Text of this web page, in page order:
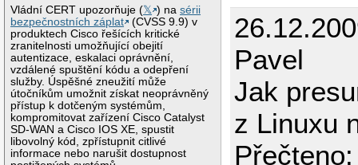
Vládní CERT upozorňuje (𝕏 ) nasérii
bezpečnostních záplat
(CVSS 9.9) v
produktech Cisco řešících kritické
zranitelnosti umožňující obejití
autentizace, eskalaci oprávnění,
vzdálené spuštění kódu a odepření
služby. Úspěšné zneužití může
útočníkům umožnit získat neoprávněný
přístup k dotčeným systémům,
kompromitovat zařízení Cisco Catalyst
SD-WAN a Cisco IOS XE, spustit
libovolný kód, zpřístupnit citlivé
informace nebo narušit dostupnost
Pavel
Jak
z Linuxu